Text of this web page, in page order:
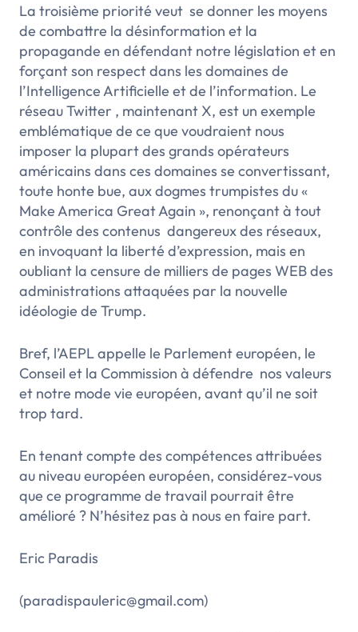
La troisième priorité veut se donner les moyens
de combattre la désinformation et la
propagande en défendant notre législation et en
forçant son respect dans les domaines de
l’Intelligence Artificielle et de l’information. Le
réseau Twitter , maintenant X, est un exemple
emblématique de ce que voudraient nous
imposer la plupart des grands opérateurs
américains dans ces domaines se convertissant,
toute honte bue, aux dogmes trumpistes du «
Make America Great Again », renonçant à tout
contrôle des contenus dangereux des réseaux,
en invoquant la liberté d’expression, mais en
oubliant la censure de milliers de pages WEB des
administrations attaquées par la nouvelle
idéologie de Trump.
Bref, l’AEPL appelle le Parlement européen, le
Conseil et la Commission à défendre nos valeurs
et notre mode vie européen, avant qu’il ne soit
trop tard.
En tenant compte des compétences attribuées
au niveau européen européen, considérez-vous
que ce programme de travail pourrait être
amélioré ? N’hésitez pas à nous en faire part.
Eric Paradis
(paradispauleric@gmail.com)